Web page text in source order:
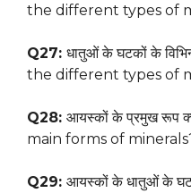
the different types of
Q27: धातुओं के घटकों के
the different types of
Q28: आयस्कों के प्रमुख रूप
main forms of
Q29: आयस्कों के धातुओं के